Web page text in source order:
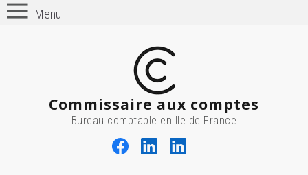
Menu
Commissaire aux comptes
Bureau comptable en Ile de France